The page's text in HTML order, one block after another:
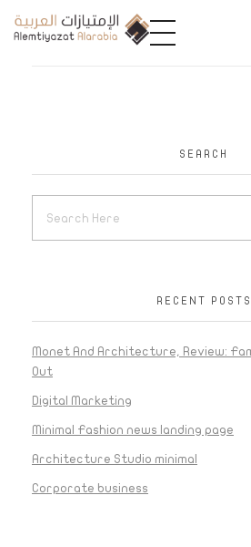
SEARCH
RECENT POSTS
Monet And Architecture, Review:
Out
Digital Marketing
Minimal Fashion news landing page
Architecture Studio minimal
Corporate business